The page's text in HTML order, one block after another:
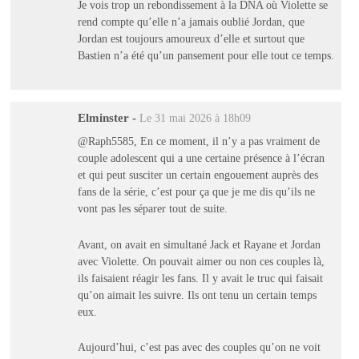
Je vois trop un rebondissement à la DNA où Violette se
rend compte qu’elle n’a jamais oublié Jordan, que
Jordan est toujours amoureux d’elle et surtout que
Bastien n’a été qu’un pansement pour elle tout ce temps.
Elminster - Le 31 mai 2026 à 18h09
@Raph5585, En ce moment, il n’y a pas vraiment de
couple adolescent qui a une certaine présence à l’écran
et qui peut susciter un certain engouement auprès des
fans de la série, c’est pour ça que je me dis qu’ils ne
vont pas les séparer tout de suite.
Avant, on avait en simultané Jack et Rayane et Jordan
avec Violette. On pouvait aimer ou non ces couples là,
ils faisaient réagir les fans. Il y avait le truc qui faisait
qu’on aimait les suivre. Ils ont tenu un certain temps
eux.
Aujourd’hui, c’est pas avec des couples qu’on ne voit